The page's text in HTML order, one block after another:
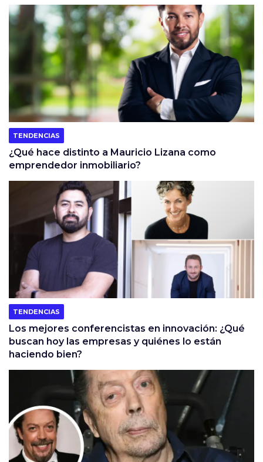
TENDENCIAS
¿Qué hace distinto a Mauricio Lizana como
emprendedor inmobiliario?
TENDENCIAS
Los mejores conferencistas en innovación: ¿Qué
buscan hoy las empresas y quiénes lo están
haciendo bien?